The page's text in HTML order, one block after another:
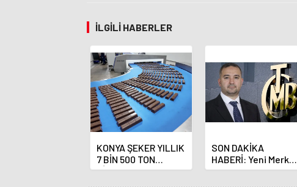
İLGILI HABERLER
KONYA ŞEKER YILLIK
7 BİN 500 TON
ÇİKOLATALI ÜRÜN
SON DAKİKA
HABERİ: Yeni Merkez
Bankası Başkanı